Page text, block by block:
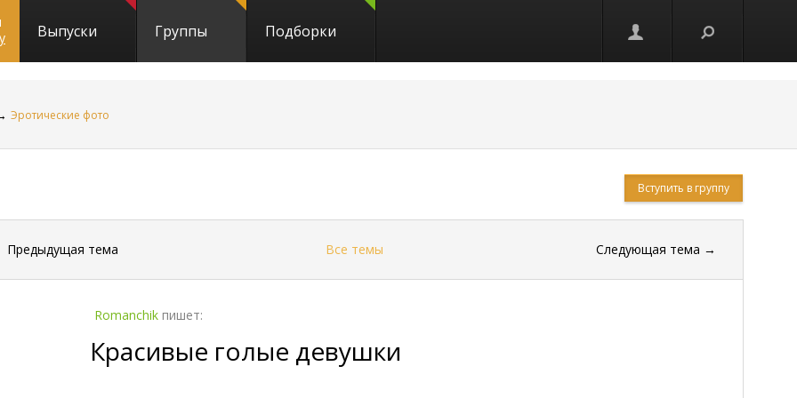
Выпуски Группы Подборки
Эротические фото
Вступить в группу
Предыдущая тема Все темы Следующая тема →
Romanchik пишет:
Красивые голые девушки